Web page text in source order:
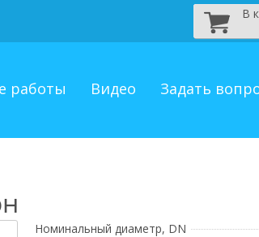
В
работы Видео Задать
Номинальный диаметр, DN